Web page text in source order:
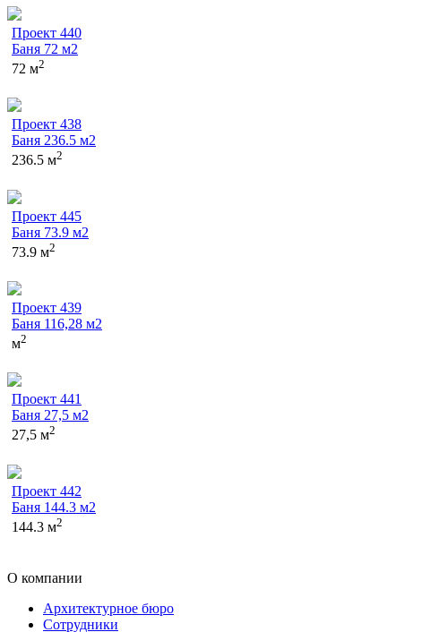
Проект 440
Баня 72 м2
72 м2
Проект 438
Баня 236.5 м2
236.5 м2
Проект 445
Баня 73.9 м2
73.9 м2
Проект 439
Баня 116,28 м2
м2
Проект 441
Баня 27,5 м2
27,5 м2
Проект 442
Баня 144.3 м2
144.3 м2
О компании
Архитектурное бюро
Сотрудники